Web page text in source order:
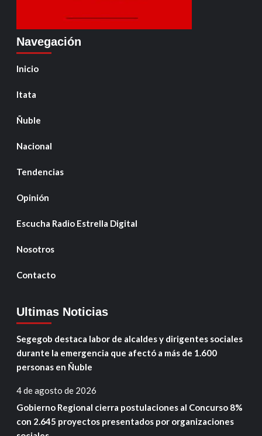
Navegación
Inicio
Itata
Ñuble
Nacional
Tendencias
Opinión
Escucha Radio Estrella Digital
Nosotros
Contacto
Ultimas Noticias
Segegob destaca labor de alcaldes y dirigentes sociales
durante la emergencia que afectó a más de 1.600
personas en Ñuble
4 de agosto de 2026
Gobierno Regional cierra postulaciones al Concurso 8%
con 2.645 proyectos presentados por organizaciones